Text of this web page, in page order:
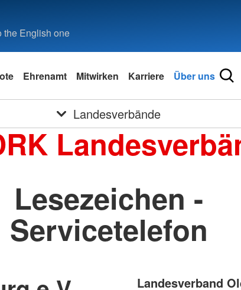
the English one
Ehrenamt Mitwirken Karriere Über uns
Landesverbände
Lesezeichen -
Servicetelefon
Landesverband